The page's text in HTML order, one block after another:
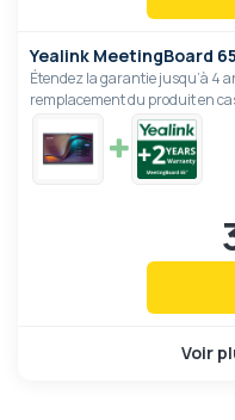
Yealink MeetingBoard
Étendez la garantie jusqu’à 4
remplacement du produit en
Voir